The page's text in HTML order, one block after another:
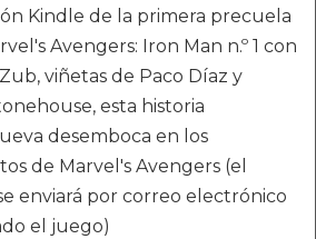
Kindle de la primera precuela
Avengers: Iron Man n.º 1 con
viñetas de Paco Díaz y
esta historia
desemboca en los
de Marvel's Avengers (el
enviará por correo electrónico
el juego)